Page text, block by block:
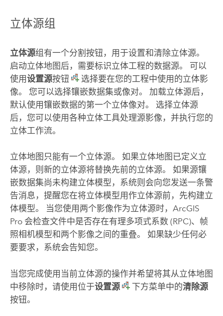
立体源组
立体源组有一个分割按钮，用于设置和清除立体源。
启动立体地图后，需要标识立体工程的数据源。 可以
使用设置源按钮
选择要在您的工程中使用的立体影
像。 您可以选择镶嵌数据集或像对。 加载立体源后，
默认使用镶嵌数据的第一个立体像对。 选择立体源
后，您可以使用各种立体工具处理源影像，并执行您的
立体工作流。
立体地图只能有一个立体源。 如果立体地图已定义立
体源，则新的立体源将替换先前的立体源。 如果源镶
嵌数据集尚未构建立体模型，系统则会向您发送一条警
告消息，提醒您在将立体模型用作立体源前，先构建立
体模型。 当您使用两个影像作为立体源时， ArcGIS
Pro会检查文件中是否存在有理多项式系数 (RPC)、帧
照相机模型和两个影像之间的重叠。 如果缺少任何必
要要求，系统会告知您。
当您完成使用当前立体源的操作并希望将其从立体地图
中移除时，请使用位于设置源 下方菜单中的清除源
按钮。